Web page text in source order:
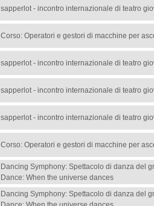
sapperlot - incontro internazionale di teatro
Corso: Operatori e gestori di macchine per
sapperlot - incontro internazionale di teatro
sapperlot - incontro internazionale di teatro
sapperlot - incontro internazionale di teatro
Corso: Operatori e gestori di macchine per
Dancing Symphony: Spettacolo di danza del
Dance: When the universe dances
Dancing Symphony: Spettacolo di danza del